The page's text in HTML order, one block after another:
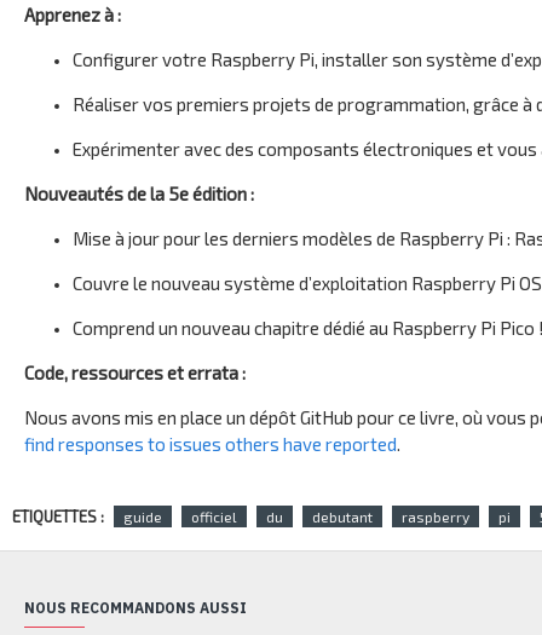
Apprenez à :
Configurer votre Raspberry Pi, installer son système
Réaliser vos premiers projets de programmation, grâce
Expérimenter avec des composants électroniques et
Nouveautés de la 5e édition :
Mise à jour pour les derniers modèles de Raspberry Pi :
Couvre le nouveau système d’exploitation Raspberry Pi
Comprend un nouveau chapitre dédié au Raspberry Pi Pico
Code, ressources et errata :
Nous avons mis en place un dépôt GitHub pour ce livre, où vous
find responses to issues others have reported
ETIQUETTES : guide officiel du debutant raspberry pi
NOUS RECOMMANDONS AUSSI